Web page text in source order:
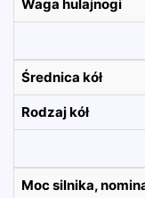
Waga hulajnogi
Średnica kół
Rodzaj kół
Moc silnika,